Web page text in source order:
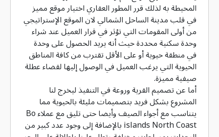
المحيطة به لذلك قرر المطور العقاري اختيار موقع مميز
في قلب مدينة الساحل الشمالي لان الموقع الإستراتيجي
من أولى المقومات التي تؤثر في قرار العميل عند شراء
وحدة سكنية محددة حيث أنه يريد الحصول على وحدة
في منطقة حيوية أو على الأقل تقترب من كافة المناطق
الحيوية التي يرغب العميل في الوصول إليها لقضاء عطلة
صيفية مميزة.
أما عن تصميم القرية وروعة في التنفيذ ليخرج لنا
المشروع بشكل فريد بتصميمات مليئة بالحيوية مما
يتناسب مع أجواء الصيف وأيضا حتى تليق مع عملاء Bo
islands North Coast بالإضافة إلى وجود عدد كبير من